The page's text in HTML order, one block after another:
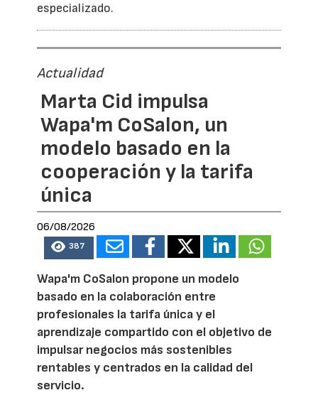
especializado.
Actualidad
Marta Cid impulsa
Wapa'm CoSalon, un
modelo basado en la
cooperación y la tarifa
única
06/08/2026
387
Wapa'm CoSalon propone un modelo
basado en la colaboración entre
profesionales la tarifa única y el
aprendizaje compartido con el objetivo de
impulsar negocios más sostenibles
rentables y centrados en la calidad del
servicio.